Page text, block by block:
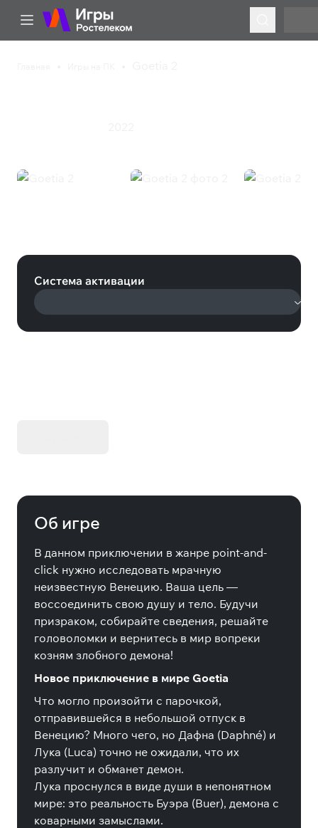
Система активации
Об игре
В данном приключении в жанре point-and-
click нужно исследовать мрачную
неизвестную Венецию. Ваша цель —
воссоединить свою душу и тело. Будучи
призраком, собирайте сведения, решайте
головоломки и вернитесь в мир вопреки
козням злобного демона!
Новое приключение в мире Goetia
Что могло произойти с парочкой,
отправившейся в небольшой отпуск в
Венецию? Много чего, но Дафна (Daphné) и
Лука (Luca) точно не ожидали, что их
разлучит и обманет демон.
Лука проснулся в виде души в непонятном
мире: это реальность Буэра (Buer), демона с
коварными замыслами.